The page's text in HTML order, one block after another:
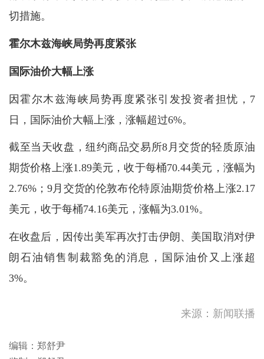
切措施。
霍尔木兹海峡局势再度紧张
国际油价大幅上涨
因霍尔木兹海峡局势再度紧张引发投资者担忧，7
日，国际油价大幅上涨，涨幅超过6%。
截至当天收盘，纽约商品交易所8月交货的轻质原油
期货价格上涨1.89美元，收于每桶70.44美元，涨幅为
2.76%；9月交货的伦敦布伦特原油期货价格上涨2.17
美元，收于每桶74.16美元，涨幅为3.01%。
在收盘后，因传出美军再次打击伊朗、美国取消对伊
朗石油销售制裁豁免的消息，国际油价又上涨超
3%。
来源：新闻联播
编辑：郑舒尹
陈茂波：下半年将举办逾100
客
热带气旋白海豚正横过浙江并
签署接受收购信件